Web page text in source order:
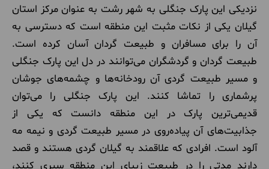
نزدیکی این پارک جنگلی به شهر رشت به عنوان مرکز استان
گیلان یکی از نکات مثبت این منطقه است که دسترسی به
آن را برای مسافران و طبیعت گردان آسان کرده است.
طبیعت گردان و گردشگران می‌توانند در دل این پارک جنگلی
و مسیر طبیعت گردی آن رودخانه‌ها و چشمه‌های جوشان
پرشماری را تماشا کنند. این پارک جنگلی را می‌توان
قدیمی‌ترین پارک در این منطقه دانست که یکی از
جذابیت‌های آن پیاده‌روی در مسیر طبیعت گردی و نیمه مه
آلود است. افرادی که علاقمند به گیلان گردی هستند و قصد
دارند مدتی را در طبیعت زیبای این منطقه سپری کنند،